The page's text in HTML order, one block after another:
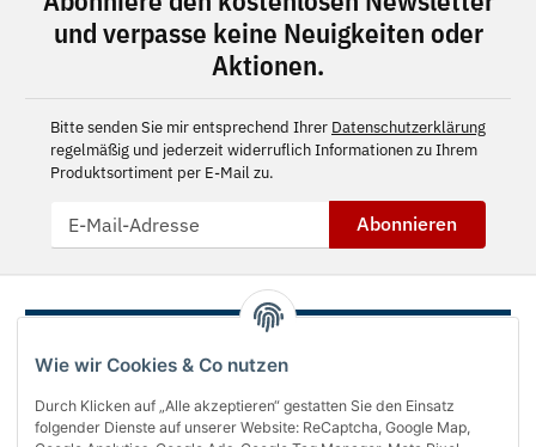
Wie wir Cookies & Co nutzen
Durch Klicken auf „Alle akzeptieren“ gestatten Sie den Einsatz
folgender Dienste auf unserer Website: ReCaptcha, Google Map,
und verpasse keine Neuigkeiten oder
Aktionen.
Bitte senden Sie mir entsprechend Ihrer Datenschutzerklärung
regelmäßig und jederzeit widerruflich Informationen zu Ihrem
Produktsortiment per E-Mail zu.
Abonnieren